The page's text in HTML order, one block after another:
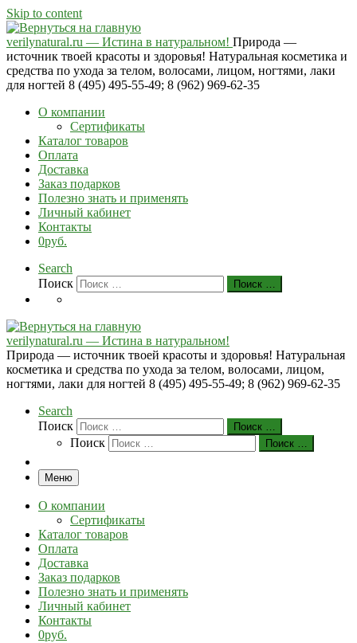
Skip to content
verilynatural.ru — Истина в натуральном! Природа —
источник твоей красоты и здоровья! Натуральная косметика и
средства по ухода за телом, волосами, лицом, ногтями, лаки
для ногтей 8 (495) 495-55-49; 8 (962) 969-62-35
О компании
Сертификаты
Каталог товаров
Оплата
Доставка
Заказ подарков
Полезно знать и применять
Личный кабинет
Контакты
0руб.
Search
Поиск
Поиск …
verilynatural.ru — Истина в натуральном!
Природа — источник твоей красоты и здоровья! Натуральная
косметика и средства по ухода за телом, волосами, лицом,
ногтями, лаки для ногтей 8 (495) 495-55-49; 8 (962) 969-62-35
Search
Поиск
Поиск …
Поиск Поиск …
Меню
О компании
Сертификаты
Каталог товаров
Оплата
Доставка
Заказ подарков
Полезно знать и применять
Личный кабинет
Контакты
0руб.